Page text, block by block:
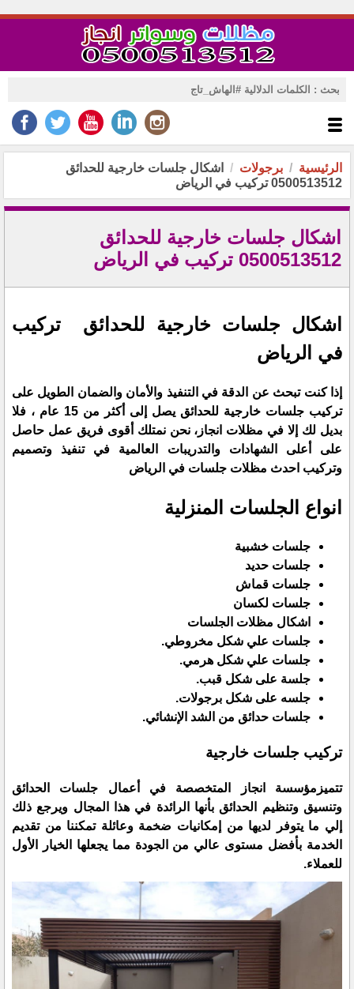
الرئيسية برجولات
اشكال جلسات خارجية للحدائق
0500513512 تركيب في الرياض
اشكال جلسات خارجية للحدائق
0500513512 تركيب في الرياض
اشكال جلسات خارجية للحدائق تركيب
في الرياض
إذا كنت تبحث عن الدقة في التنفيذ والأمان والضمان الطويل على
تركيب جلسات خارجية للحدائق يصل إلى أكثر من 15 عام ، فلا
بديل لك إلا في مظلات انجاز، نحن نمتلك أقوى فريق عمل حاصل
على أعلى الشهادات والتدريبات العالمية في تنفيذ وتصميم
وتركيب احدث مظلات جلسات في الرياض
انواع الجلسات المنزلية
جلسات خشبية
جلسات حديد
جلسات قماش
جلسات لكسان
اشكال مظلات الجلسات
جلسات علي شكل مخروطي.
جلسات علي شكل هرمي.
جلسة على شكل قبب.
جلسه على شكل برجولات.
جلسات حدائق من الشد الإنشائي.
تركيب جلسات خارجية
تتميزمؤسسة انجاز المتخصصة في أعمال جلسات الحدائق
وتنسيق وتنظيم الحدائق بأنها الرائدة في هذا المجال ويرجع ذلك
إلي ما يتوفر لديها من إمكانيات ضخمة وعائلة تمكننا من تقديم
الخدمة بأفضل مستوى عالي من الجودة مما يجعلها الخيار الأول
للعملاء.